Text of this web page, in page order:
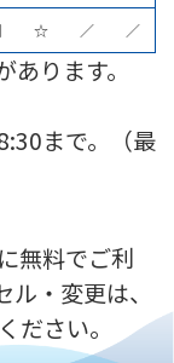
☆ ／ ／
ります。
まで。（最
無料でご利
・変更は、
ださい。